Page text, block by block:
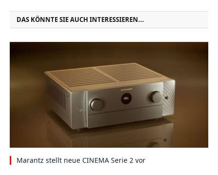
DAS KÖNNTE SIE AUCH INTERESSIEREN...
Marantz stellt neue CINEMA Serie 2 vor